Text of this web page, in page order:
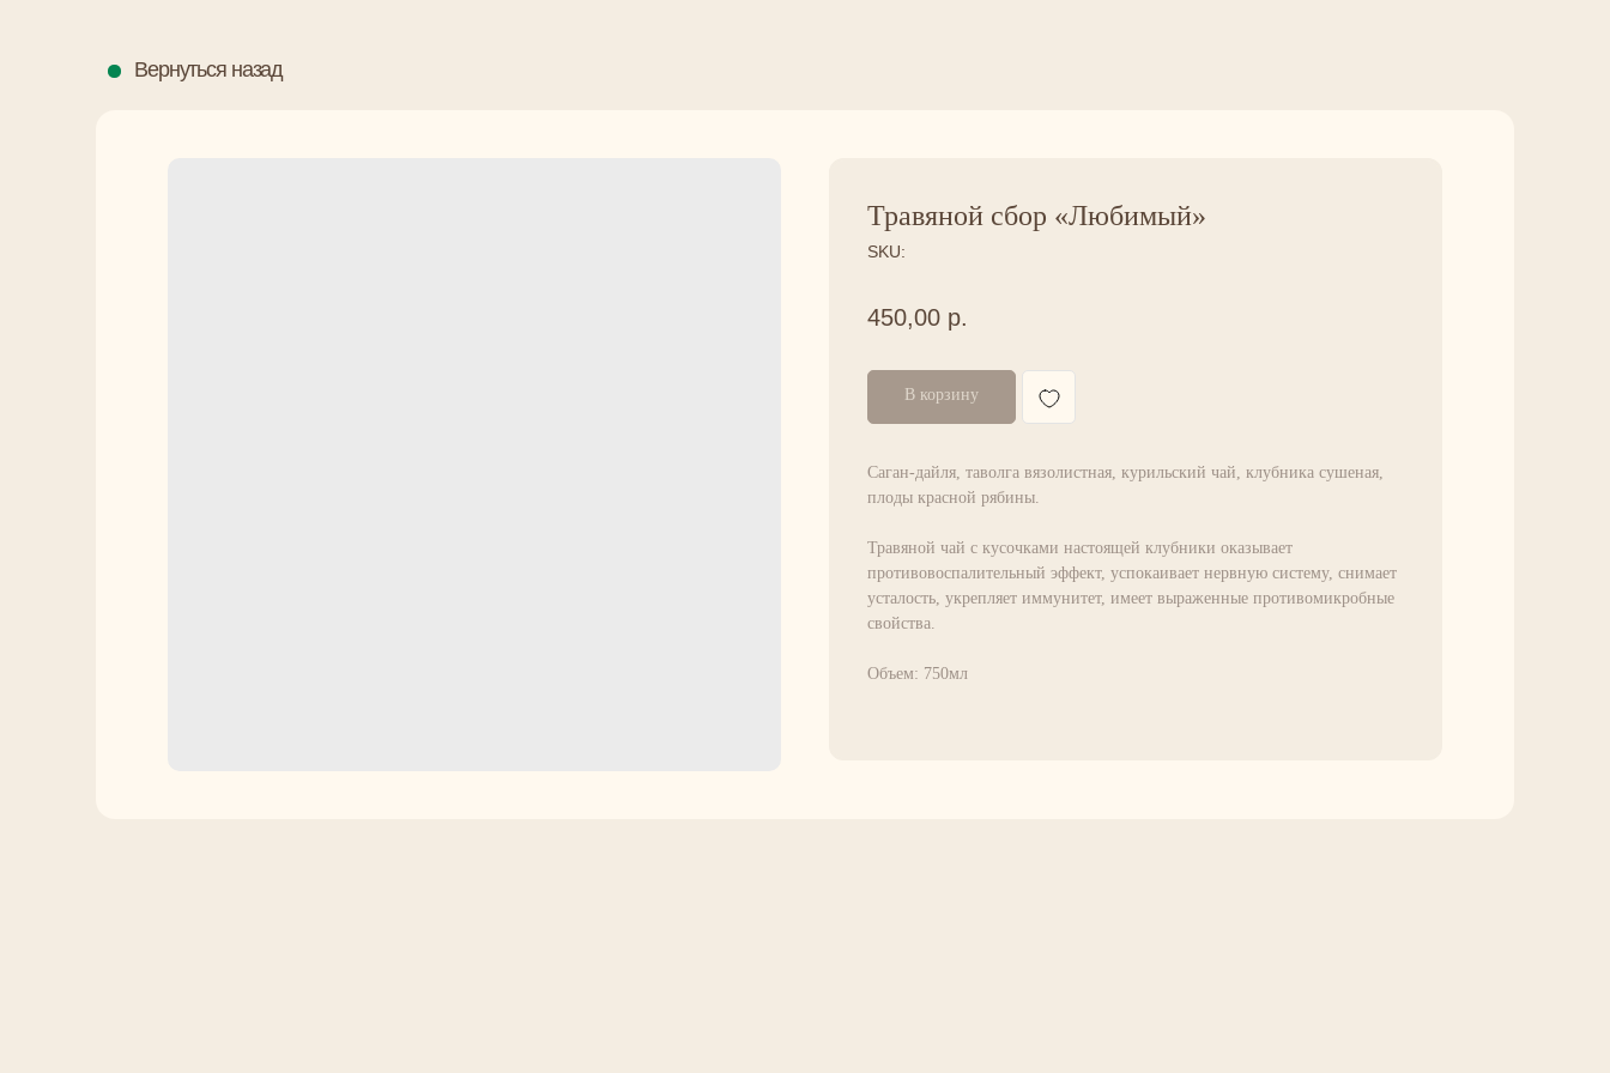
Вернуться назад
Травяной сбор «Любимый»
SKU:
450,00 р.
В корзину
Саган-дайля, таволга вязолистная, курильский чай, клубника сушеная,
плоды красной рябины.
Травяной чай с кусочками настоящей клубники оказывает
противовоспалительный эффект, успокаивает нервную систему, снимает
усталость, укрепляет иммунитет, имеет выраженные противомикробные
свойства.
Объем: 750мл